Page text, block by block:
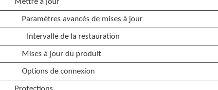
Mettre à jour
Paramètres avancés de mises à jour
Intervalle de la restauration
Mises à jour du produit
Options de connexion